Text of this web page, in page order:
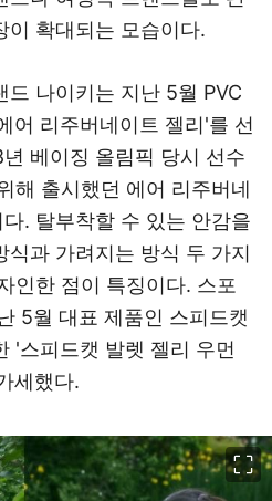
이 확대되는 모습이다.
드 나이키는 지난 5월 PVC
어 리주버네이트 젤리'를 선
베이징 올림픽 당시 선수
해 출시했던 에어 리주버네
. 탈부착할 수 있는 안감을
식과 가려지는 방식 두 가지
인한 점이 특징이다. 스포
5월 대표 제품인 스피드캣
'스피드캣 발렛 젤리 우먼
세했다.